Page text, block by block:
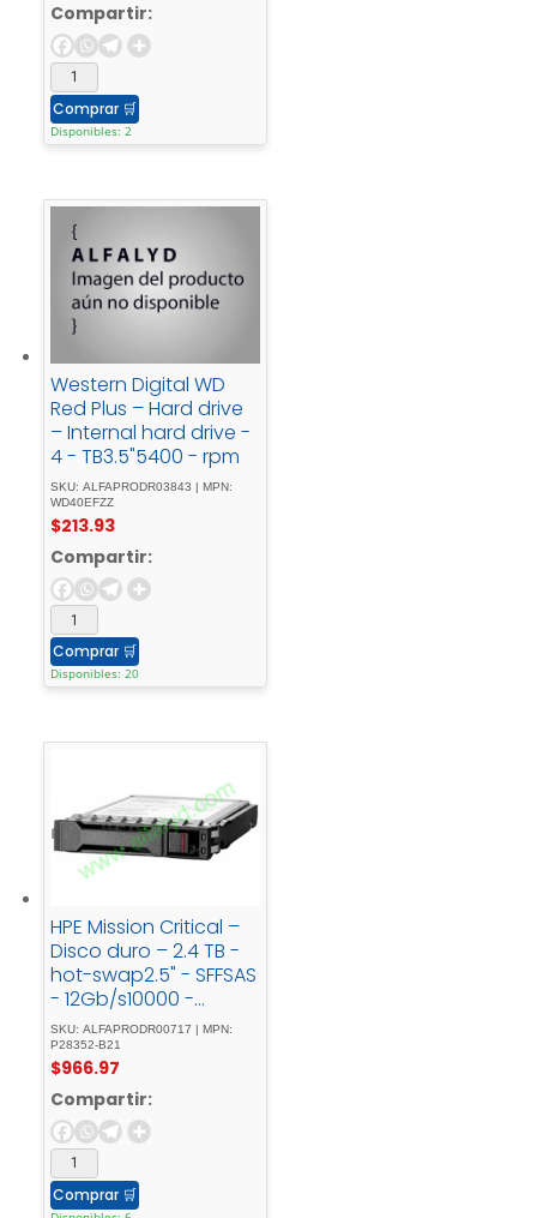
Compartir:
Comprar 🛒
Disponibles: 2
Western Digital WD
Red Plus – Hard drive
– Internal hard drive -
4 - TB3.5"5400 - rpm
SKU: ALFAPRODR03843 | MPN:
WD40EFZZ
$213.93
Compartir:
Comprar 🛒
Disponibles: 20
HPE Mission Critical –
Disco duro – 2.4 TB -
hot-swap2.5" - SFFSAS
- 12Gb/s10000 -
rpmcon - HPE - Basic -
Carrier
SKU: ALFAPRODR00717 | MPN:
P28352-B21
$966.97
Compartir:
Comprar 🛒